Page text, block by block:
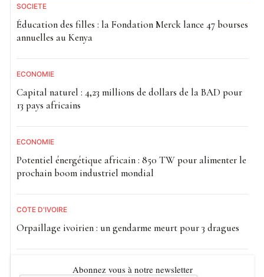
SOCIETE
Éducation des filles : la Fondation Merck lance 47 bourses
annuelles au Kenya
ECONOMIE
Capital naturel : 4,23 millions de dollars de la BAD pour
13 pays africains
ECONOMIE
Potentiel énergétique africain : 850 TW pour alimenter le
prochain boom industriel mondial
CÔTE D'IVOIRE
Orpaillage ivoirien : un gendarme meurt pour 3 dragues
Abonnez vous à notre newsletter